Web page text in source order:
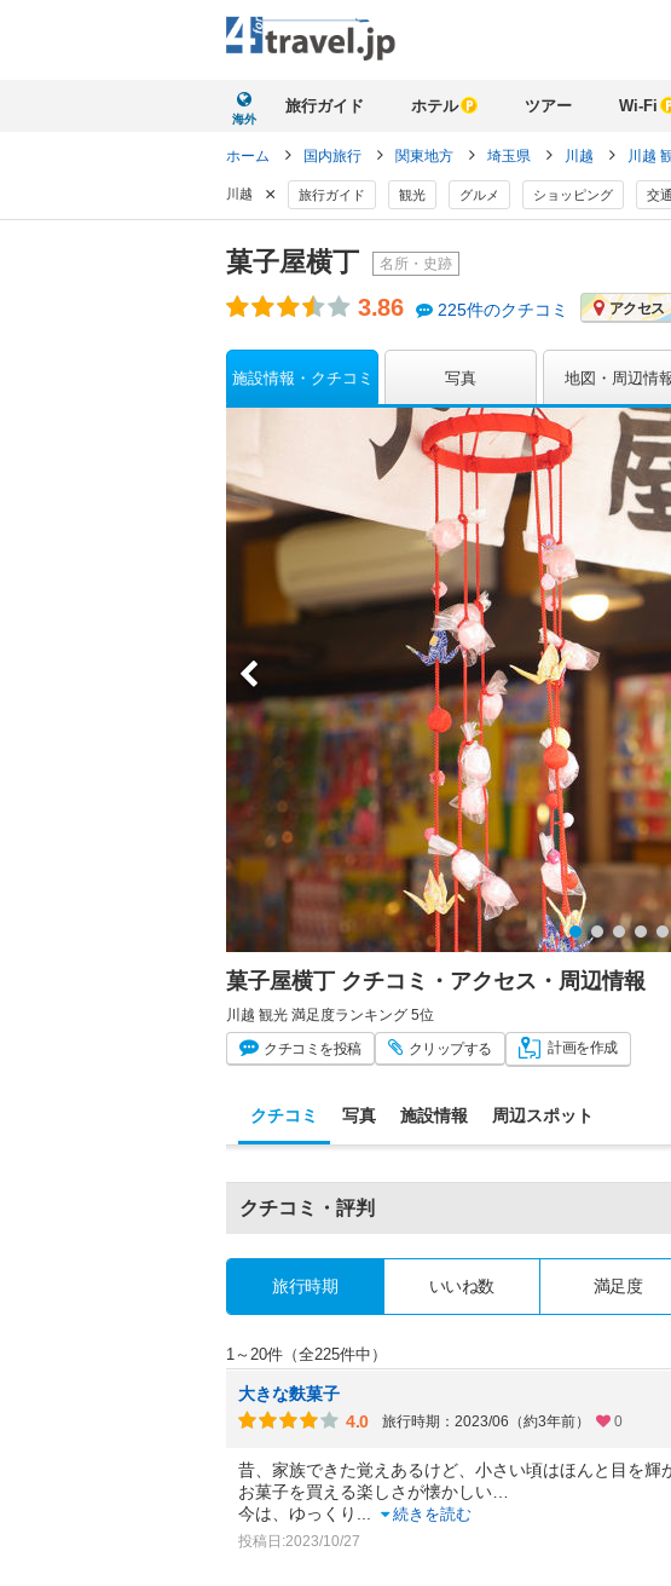
海外
旅行ガイド ホテル ツアー Wi-Fi
ホーム 国内旅行 関東地方 埼玉県 川越 川越
川越 × 旅行ガイド 観光 グルメ ショッピング 交通
菓子屋横丁 名所・史跡
3.86 225件のクチコミ アクセス
施設情報・クチコミ 写真 地図・周辺情
菓子屋横丁 クチコミ・アクセス・周辺情報
川越 観光 満足度ランキング 5位
クチコミ を投稿 クリップする 計画を作成
クチコミ 写真 施設情報 周辺スポット
クチコミ・評判
旅行時期 いいね数 満足度
1～20件（全225件中）
大きな麩菓子
4.0
旅行時期：2023/06（約3年前） 0
昔、家族できた覚えあるけど、小さい頃はほんと目を輝
お菓子を買える楽しさが懐かしい…
今は、ゆっくり
続きを読む
投稿日:2023/10/27